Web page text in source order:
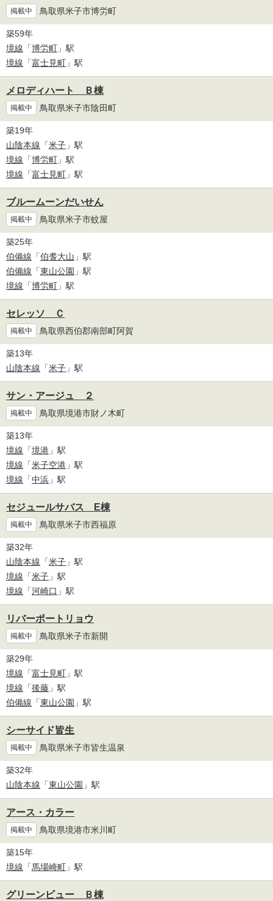
掲載中 鳥取県米子市博労町
築59年
境線 「博労町 」駅
境線 「富士見町 」駅
メロディハート Ｂ棟
掲載中 鳥取県米子市陰田町
築19年
山陰本線 「米子 」駅
境線 「博労町 」駅
境線 「富士見町 」駅
ブルームーンだいせん
掲載中 鳥取県米子市蚊屋
築25年
伯備線 「伯耆大山 」駅
伯備線 「東山公園 」駅
境線 「博労町 」駅
セレッソ Ｃ
掲載中 鳥取県西伯郡南部町阿賀
築13年
山陰本線 「米子 」駅
サン・アージュ ２
掲載中 鳥取県境港市財ノ木町
築13年
境線 「境港 」駅
境線 「米子空港 」駅
境線 「中浜 」駅
セジュールサバス E棟
掲載中 鳥取県米子市西福原
築32年
山陰本線 「米子 」駅
境線 「米子 」駅
境線 「河崎口 」駅
リバーポートリョウ
掲載中 鳥取県米子市新開
築29年
境線 「富士見町 」駅
境線 「後藤 」駅
伯備線 「東山公園 」駅
シーサイド皆生
掲載中 鳥取県米子市皆生温泉
築32年
山陰本線 「東山公園 」駅
アース・カラー
掲載中 鳥取県境港市米川町
築15年
境線 「馬場崎町 」駅
グリーンビュー Ｂ棟